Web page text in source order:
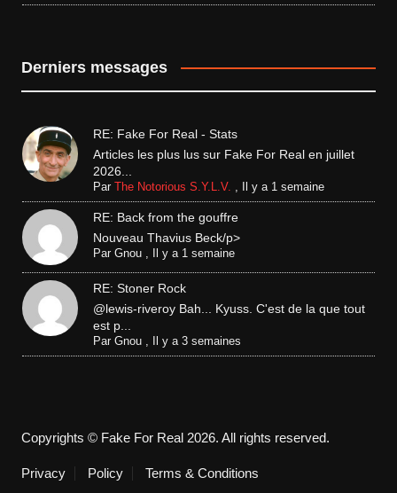
Derniers messages
RE: Fake For Real - Stats
Articles les plus lus sur Fake For Real en juillet
2026...
Par The Notorious S.Y.L.V. Il y a 1 semaine
RE: Back from the gouffre
Nouveau Thavius Beck/p>
Par Gnou, Il y a 1 semaine
RE: Stoner Rock
@lewis-riveroy Bah... Kyuss. C'est de la que tout
est p...
Par Gnou, Il y a 3 semaines
Copyrights © Fake For Real 2026. All rights reserved.
Privacy Policy Terms & Conditions